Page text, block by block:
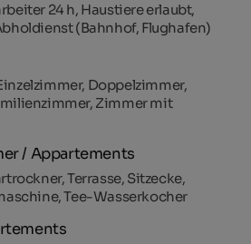
24 h, Haustiere erlaubt,
(Bahnhof, Flughafen)
Doppelzimmer,
Zimmer mit
/ Appartements
Terrasse, Sitzecke,
Tee-Wasserkocher